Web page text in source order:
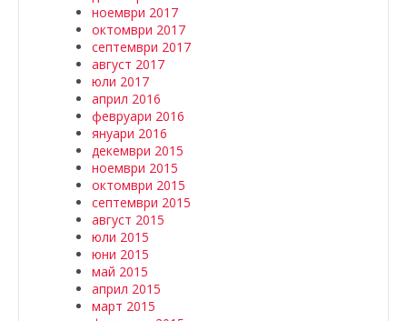
ноември 2017
октомври 2017
септември 2017
август 2017
юли 2017
април 2016
февруари 2016
януари 2016
декември 2015
ноември 2015
октомври 2015
септември 2015
август 2015
юли 2015
юни 2015
май 2015
април 2015
март 2015